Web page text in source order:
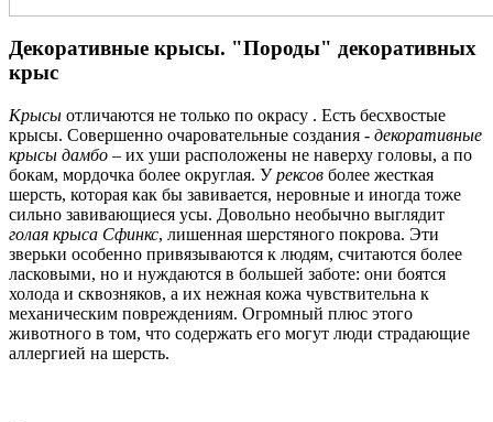
Декоративные крысы. "Породы" декоративных
крыс
Крысы отличаются не только по окрасу . Есть бесхвостые
крысы. Совершенно очаровательные создания - декоративные
крысы дамбо – их уши расположены не наверху головы, а по
бокам, мордочка более округлая. Урексов более жесткая
шерсть, которая как бы завивается, неровные и иногда тоже
сильно завивающиеся усы. Довольно необычно выглядит
голая крыса Сфинкс, лишенная шерстяного покрова. Эти
зверьки особенно привязываются к людям, считаются более
ласковыми, но и нуждаются в большей заботе: они боятся
холода и сквозняков, а их нежная кожа чувствительна к
механическим повреждениям. Огромный плюс этого
животного в том, что содержать его могут люди страдающие
аллергией на шерсть.